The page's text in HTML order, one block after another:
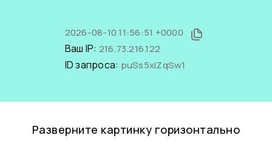
2026-08-10 11:56:51 +0000
Ваш IP: 216.73.216.122
ID запроса: puSs5xiZqSw1
Разверните картинку горизонтально